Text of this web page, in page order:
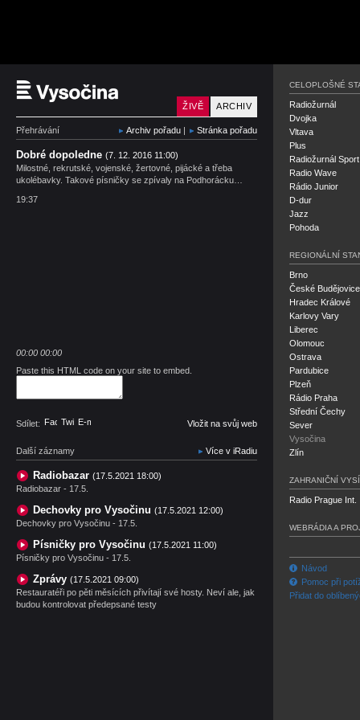
Český rozhlas
ARCHIV
ŽIVĚ
Přehrávání Archiv pořadu | Stránka pořadu
Dobré dopoledne (7. 12. 2016 11:00)
Milostné, rekrutské, vojenské, žertovné, pijácké a třeba
ukolébavky. Takové písničky se zpívaly na Podhorácku…
19:37
00:00 00:00
Paste this HTML code on your site to embed.
Sdílet: Facebook
TwitterE-mail Vložit na svůj web
Další záznamy Více v iRadiu
Radiobazar (17.5.2021 18:00)
Radiobazar - 17.5.
Dechovky pro Vysočinu (17.5.2021 12:00)
Dechovky pro Vysočinu - 17.5.
Písničky pro Vysočinu (17.5.2021 11:00)
Písničky pro Vysočinu - 17.5.
Zprávy (17.5.2021 09:00)
Restauratéři po pěti měsících přivítají své hosty. Neví ale, jak
budou kontrolovat předepsané testy
CELOPLOŠNÉ
Radiožurnál
Dvojka
Vltava
Plus
Radiožurnál Sport
Radio Wave
Rádio Junior
D-dur
Jazz
Pohoda
REGIONÁLNÍ
Brno
České Budějovice
Hradec Králové
Karlovy Vary
Liberec
Olomouc
Ostrava
Pardubice
Plzeň
Rádio Praha
Střední Čechy
Sever
Vysočina
Zlín
ZAHRANIČNÍ
Radio Prague Int.
WEBRÁDIA A
Návod
Pomoc při
Přidat do